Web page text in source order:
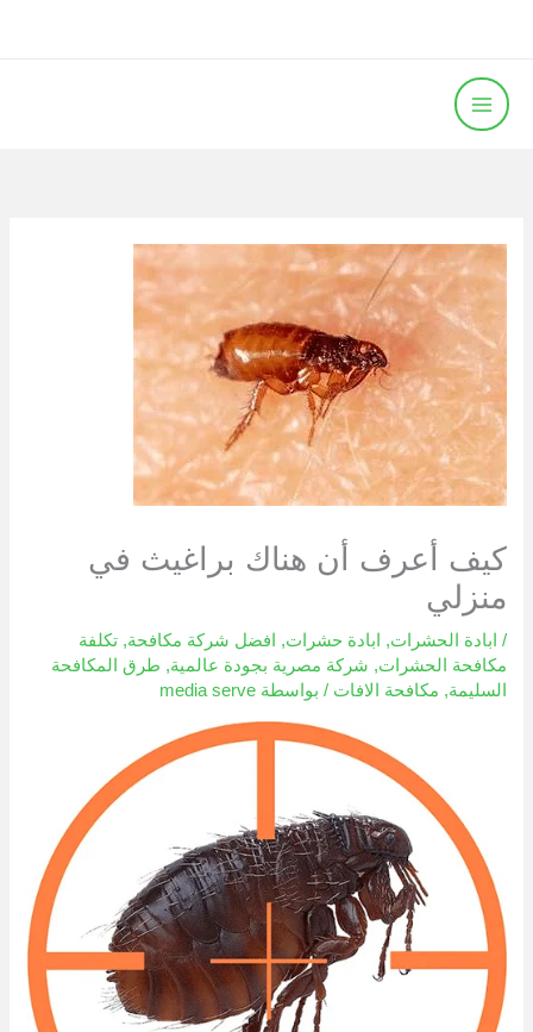
المحتوى
كيف أعرف أن هناك براغيث في
منزلي
/ ابادة الحشرات, ابادة حشرات, افضل شركة مكافحة,تكلفة
مكافحة الحشرات, شركة مصرية بجودة عالمية, طرق المكافحة
السليمة, مكافحة الافات / بواسطة media serve